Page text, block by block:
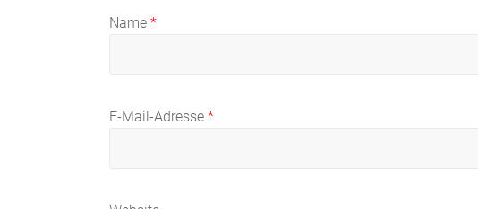
Name *
E-Mail-Adresse *